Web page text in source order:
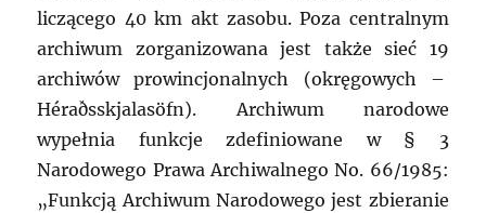
liczącego 40 km akt zasobu. Poza centralnym
archiwum zorganizowana jest także sieć 19
archiwów prowincjonalnych (okręgowych –
Héraðsskjalasöfn). Archiwum narodowe
wypełnia funkcje zdefiniowane w § 3
Narodowego Prawa Archiwalnego No. 66/1985:
„Funkcją Archiwum Narodowego jest zbieranie